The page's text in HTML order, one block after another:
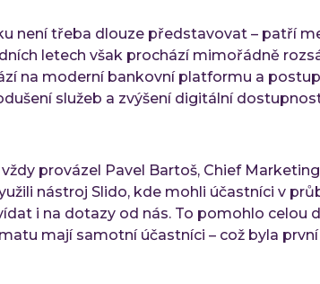
není třeba dlouze představovat – patří
letech však prochází mimořádně
na moderní bankovní platformu a
služeb a zvýšení digitální
provázel Pavel Bartoš, Chief
nástroj Slido, kde mohli účastníci v
i na dotazy od nás. To pomohlo celou
mají samotní účastníci – což byla